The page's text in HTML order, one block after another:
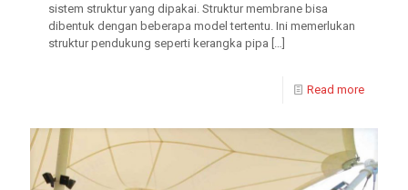
sistem struktur yang dipakai. Struktur membrane bisa
dibentuk dengan beberapa model tertentu. Ini memerlukan
struktur pendukung seperti kerangka pipa […]
Read more